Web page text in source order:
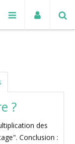
?
des
Conclusion :